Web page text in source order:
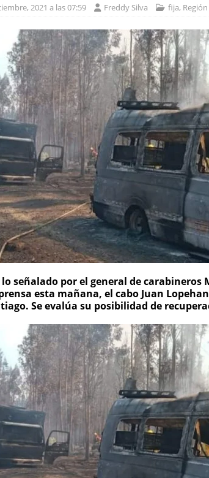
2021 a las 07:59 Freddy Silva fija, Región
lo señalado por el general de
esta mañana, el cabo Juan
Se evalúa su posibilidad de